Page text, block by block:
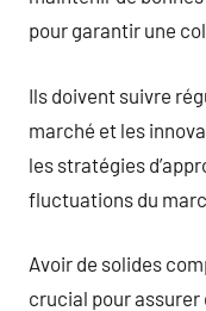
pour garantir une
Ils doivent suivre
marché et les
les stratégies
fluctuations du
Avoir de solides
crucial pour